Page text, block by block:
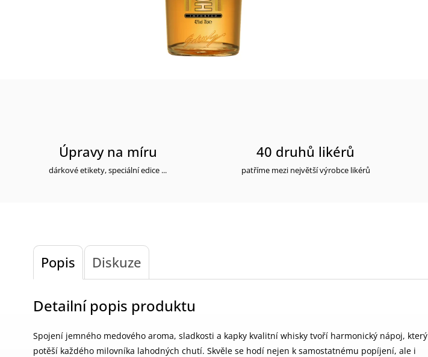
Úpravy na míru
dárkové etikety, speciální edice ...
40 druhů likérů
patříme mezi největší výrobce likérů
Popis Diskuze
Detailní popis produktu
Spojení jemného medového aroma, sladkosti a kapky kvalitní whisky tvoří harmonický nápoj, který
potěší každého milovníka lahodných chutí. Skvěle se hodí nejen k samostatnému popíjení, ale i